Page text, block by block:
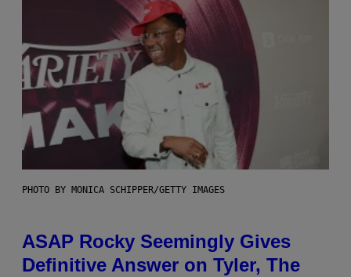
PHOTO BY MONICA SCHIPPER/GETTY IMAGES
ASAP Rocky Seemingly Gives
Definitive Answer on Tyler, The